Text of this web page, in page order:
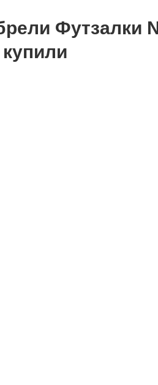
Футзалки